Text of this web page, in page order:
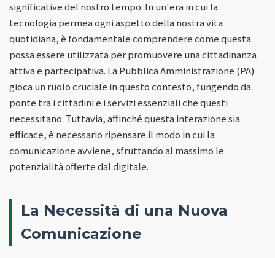
significative del nostro tempo. In un'era in cui la
tecnologia permea ogni aspetto della nostra vita
quotidiana, è fondamentale comprendere come questa
possa essere utilizzata per promuovere una cittadinanza
attiva e partecipativa. La Pubblica Amministrazione (PA)
gioca un ruolo cruciale in questo contesto, fungendo da
ponte tra i cittadini e i servizi essenziali che questi
necessitano. Tuttavia, affinché questa interazione sia
efficace, è necessario ripensare il modo in cui la
comunicazione avviene, sfruttando al massimo le
potenzialità offerte dal digitale.
La Necessità di una Nuova
Comunicazione